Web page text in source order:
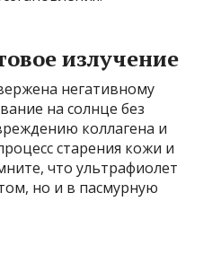
излучение
негативному
на солнце без
коллагена и
старения кожи и
что ультрафиолет
но и в пасмурную